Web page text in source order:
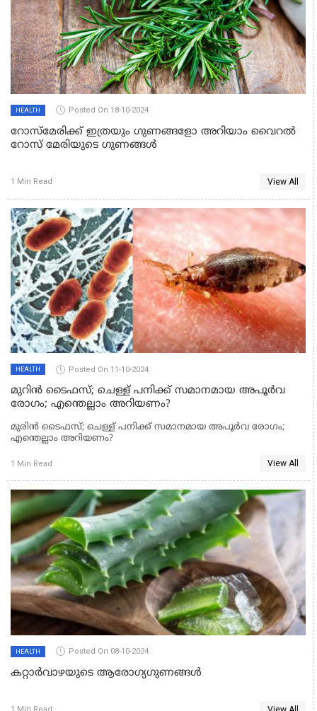
HEALTH Posted On 18-10-2024
റോസ്മേരിക്ക് ഇത്രയും ഗുണങ്ങളോ അറിയാം വൈറൽ
റോസ് മേരിയുടെ ഗുണങ്ങൾ
1 Min Read View All
HEALTH Posted On 11-10-2024
മുറിൻ ടൈഫസ്; ചെള്ള് പനിക്ക് സമാനമായ അപൂർവ
രോ​ഗം; എന്തെല്ലാം അറിയണം?
മുരിൻ ടൈഫസ്; ചെള്ള് പനിക്ക് സമാനമായ അപൂർവ രോ​ഗം;
എന്തെല്ലാം അറിയണം?
1 Min Read View All
HEALTH Posted On 08-10-2024
കറ്റാർവാഴയുടെ ആരോഗ്യഗുണങ്ങൾ